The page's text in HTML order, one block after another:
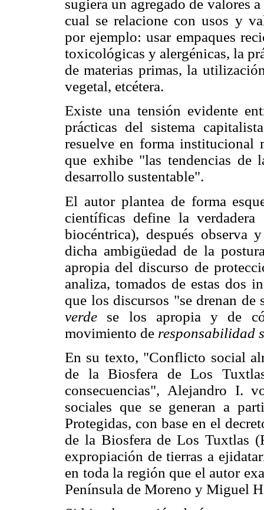
sugiera un agregado de valores
cual se relacione con usos y
por ejemplo: usar empaques
toxicológicas y alergénicas, la
de materias primas, la
vegetal, etcétera.
Existe una tensión evidente
prácticas del sistema
resuelve en forma institucional
que exhibe "las tendencias de
desarrollo sustentable".
El autor plantea de forma
científicas define la
biocéntrica), después
dicha ambigüedad de la
apropia del discurso de
analiza, tomados de estas dos
que los discursos "se drenan
verde se los apropia y de
movimiento de responsabilidad
En su texto, "Conflicto social
de la Biosfera de Los
consecuencias", Alejandro I.
sociales que se generan a
Protegidas, con base en el
de la Biosfera de Los Tuxtlas
expropiación de tierras a
en toda la región que el autor
Península de Moreno y Miguel